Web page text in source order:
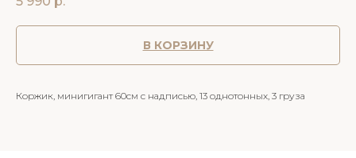
В КОРЗИНУ
Коржик, минигигант 60см с надписью, 13 однотонных, 3 груза